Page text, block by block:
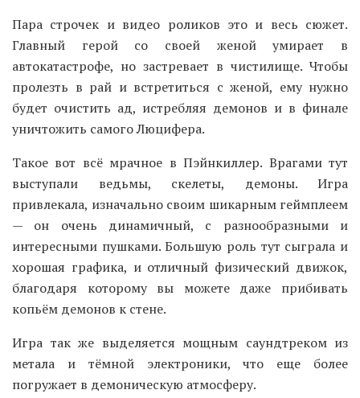
Пара строчек и видео роликов это и весь сюжет.
Главный герой со своей женой умирает в
автокатастрофе, но застревает в чистилище. Чтобы
пролезть в рай и встретиться с женой, ему нужно
будет очистить ад, истребляя демонов и в финале
уничтожить самого Люцифера.
Такое вот всё мрачное в Пэйнкиллер. Врагами тут
выступали ведьмы, скелеты, демоны. Игра
привлекала, изначально своим шикарным геймплеем
— он очень динамичный, с разнообразными и
интересными пушками. Большую роль тут сыграла и
хорошая графика, и отличный физический движок,
благодаря которому вы можете даже прибивать
копьём демонов к стене.
Игра так же выделяется мощным саундтреком из
метала и тёмной электроники, что еще более
погружает в демоническую атмосферу.